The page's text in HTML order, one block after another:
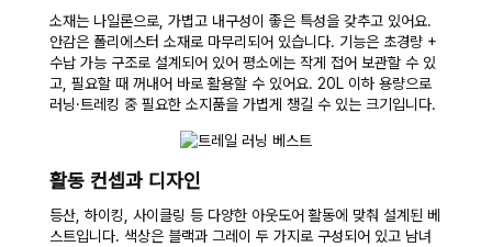
소재는 나일론으로, 가볍고 내구성이 좋은 특성을 갖추고 있어요.
안감은 폴리에스터 소재로 마무리되어 있습니다. 기능은 초경량 +
수납 가능 구조로 설계되어 있어 평소에는 작게 접어 보관할 수 있
고, 필요할 때 꺼내어 바로 활용할 수 있어요. 20L 이하 용량으로
러닝·트레킹 중 필요한 소지품을 가볍게 챙길 수 있는 크기입니다.
활동 컨셉과 디자인
등산, 하이킹, 사이클링 등 다양한 아웃도어 활동에 맞춰 설계된 베
스트입니다. 색상은 블랙과 그레이 두 가지로 구성되어 있고 남녀